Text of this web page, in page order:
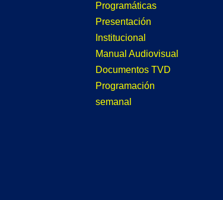
Programáticas
Presentación
Institucional
Manual Audiovisual
Documentos TVD
Programación
semanal